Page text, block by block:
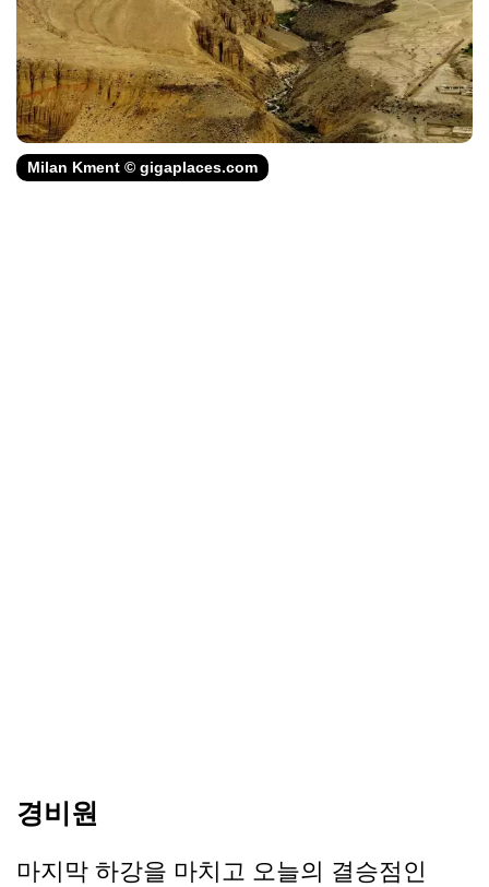
Milan Kment © gigaplaces.com
경비원
마지막 하강을 마치고 오늘의 결승점인